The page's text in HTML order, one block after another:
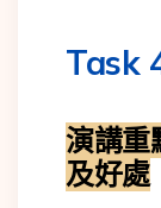
Task
演講重
及好處